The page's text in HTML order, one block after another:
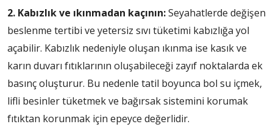
2. Kabızlık ve ıkınmadan kaçının:Seyahatlerde değişen
beslenme tertibi ve yetersiz sıvı tüketimi kabızlığa yol
açabilir. Kabızlık nedeniyle oluşan ıkınma ise kasık ve
karın duvarı fıtıklarının oluşabileceği zayıf noktalarda ek
basınç oluşturur. Bu nedenle tatil boyunca bol su içmek,
lifli besinler tüketmek ve bağırsak sistemini korumak
fıtıktan korunmak için epeyce değerlidir.